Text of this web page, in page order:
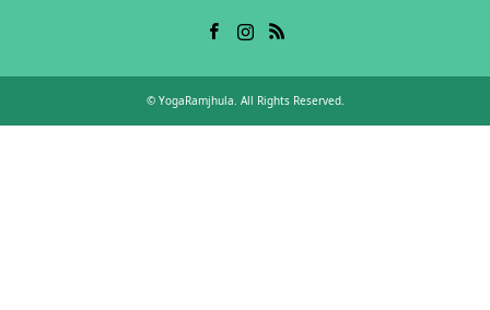
© YogaRamjhula . All Rights Reserved.